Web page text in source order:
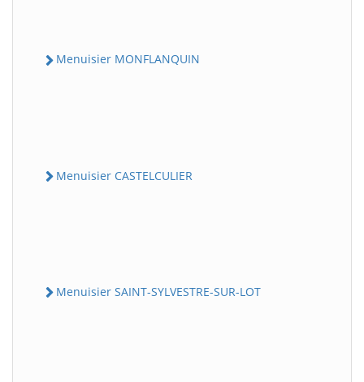
Menuisier MONFLANQUIN
Menuisier CASTELCULIER
Menuisier SAINT-SYLVESTRE-SUR-LOT